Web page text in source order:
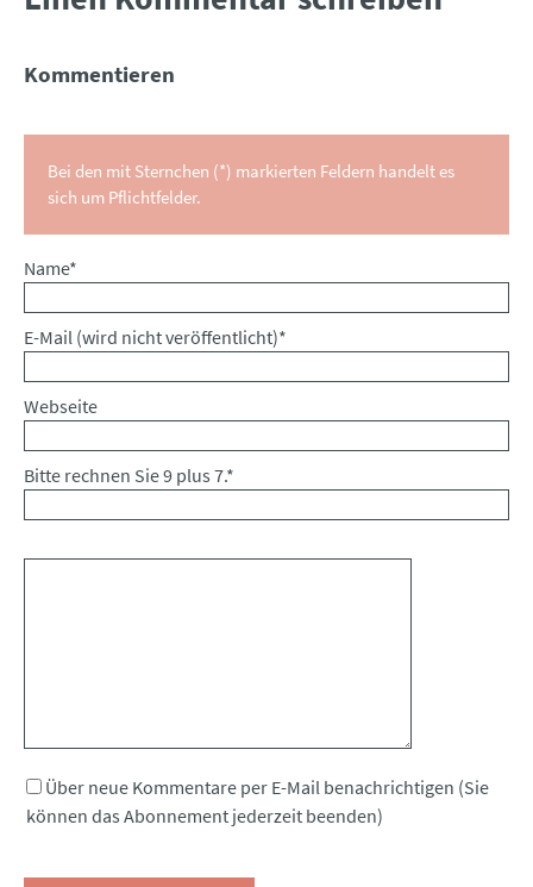
Kommentieren
Bei den mit Sternchen (*) markierten Feldern handelt es
sich um Pflichtfelder.
Pflichtfeld
Name*
Pflichtfeld
E-Mail (wird nicht veröffentlicht)*
Webseite
Bitte rechnen Sie 9 plus 7.*
Über neue Kommentare per E-Mail benachrichtigen (Sie
können das Abonnement jederzeit beenden)